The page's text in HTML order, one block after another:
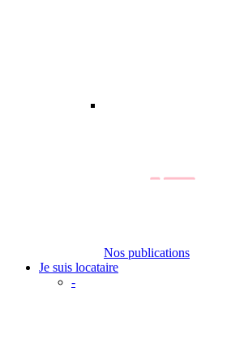
Nos publications
Je suis locataire
-